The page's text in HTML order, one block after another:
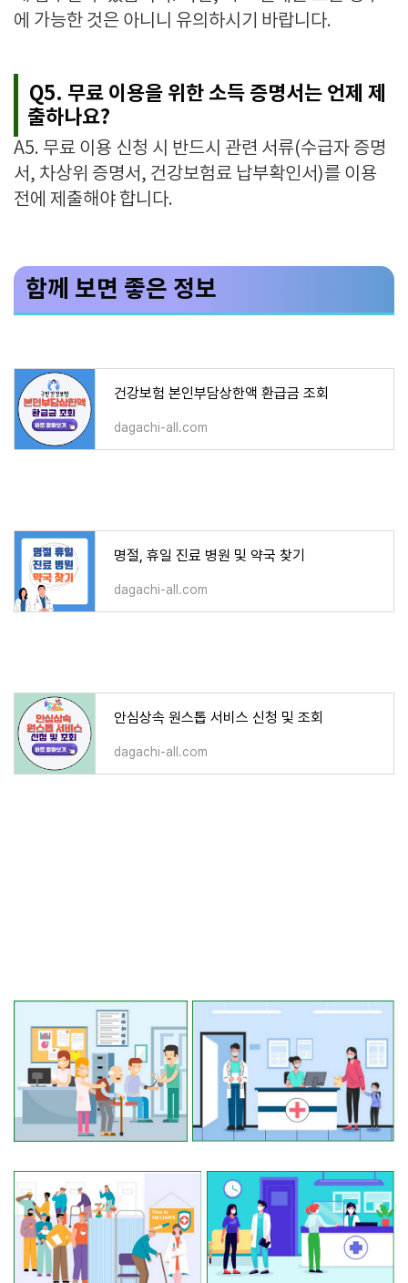
에 가능한 것은 아니니 유의하시기 바랍니다.
Q5. 무료 이용을 위한 소득 증명서는 언제 제
출하나요?
A5. 무료 이용 신청 시 반드시 관련 서류(수급자 증명
서, 차상위 증명서, 건강보험료 납부확인서)를 이용
전에 제출해야 합니다.
함께 보면 좋은 정보
건강보험 본인부담상한액 환급금 조회
dagachi-all.com
명절, 휴일 진료 병원 및 약국 찾기
dagachi-all.com
안심상속 원스톱 서비스 신청 및 조회
dagachi-all.com